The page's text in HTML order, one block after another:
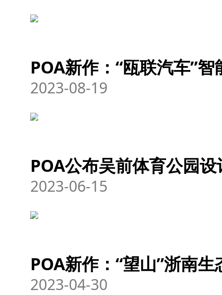
POA新作：“瓯联汽车”
2023-08-19
POA公布吴前体育公园
2023-06-15
POA新作：“望山”浙南
2023-04-30